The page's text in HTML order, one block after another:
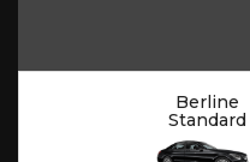
Berline
Standard